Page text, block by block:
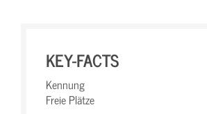
KEY-FACTS
Kennung
Freie Plätze